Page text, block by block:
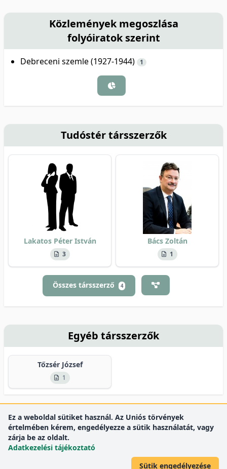
Közlemények megoszlása
folyóiratok szerint
Debreceni szemle (1927-1944) 1
Tudóstér társszerzők
Lakatos Péter István
3
Bács Zoltán
1
Összes társszerző 4
Egyéb társszerzők
Tőzsér József
1
Ez a weboldal sütiket használ. Az Uniós törvények
értelmében kérem, engedélyezze a sütik használatát, vagy
zárja be az oldalt.
Adatkezelési tájékoztató
Sütik engedélyezése